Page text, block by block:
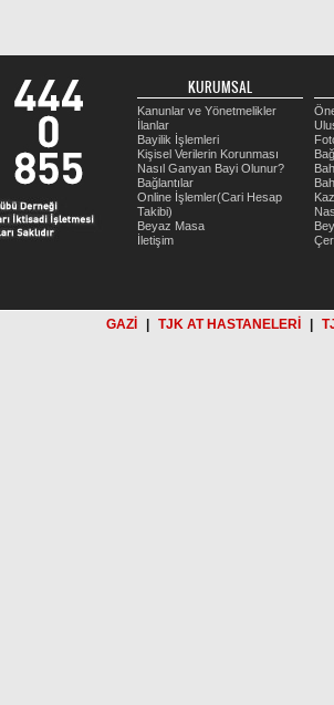
KURUMSAL
Kanunlar ve Yönetmelikler
İlanlar
Bayilik İşlemleri
Kişisel Verilerin Korunması
Nasıl Ganyan Bayi Olunur?
Bağlantılar
Online İşlemler(Cari Hesap
Takibi)
Beyaz Masa
İletişim
GAZİ TJK AT HASTANELERİ